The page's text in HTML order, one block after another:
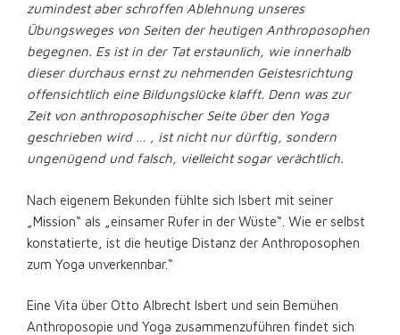
zumindest aber schroffen Ablehnung unseres
Übungsweges von Seiten der heutigen Anthroposophen
begegnen. Es ist in der Tat erstaunlich, wie innerhalb
dieser durchaus ernst zu nehmenden Geistesrichtung
offensichtlich eine Bildungslücke klafft. Denn was zur
Zeit von anthroposophischer Seite über den Yoga
geschrieben wird … , ist nicht nur dürftig, sondern
ungenügend und falsch, vielleicht sogar verächtlich.
Nach eigenem Bekunden fühlte sich Isbert mit seiner
„Mission“ als „einsamer Rufer in der Wüste“. Wie er selbst
konstatierte, ist die heutige Distanz der Anthroposophen
zum Yoga unverkennbar.“
Eine Vita über Otto Albrecht Isbert und sein Bemühen
Anthroposopie und Yoga zusammenzuführen findet sich